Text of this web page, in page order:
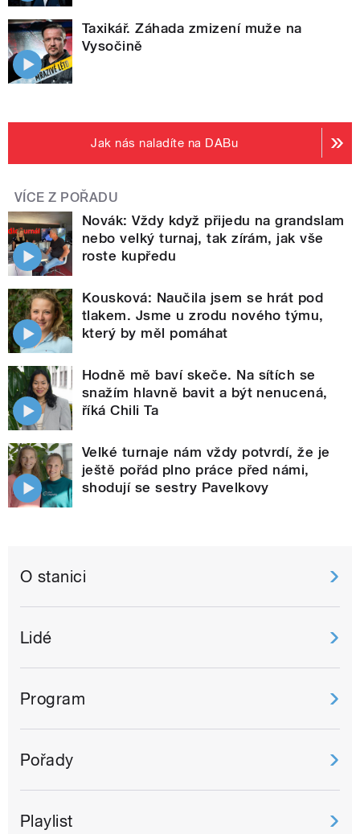
Taxikář. Záhada zmizení muže na
Vysočině
Jak nás naladíte na DABu
VÍCE Z POŘADU
Novák: Vždy když přijedu na grandslam
nebo velký turnaj, tak zírám, jak vše
roste kupředu
Kousková: Naučila jsem se hrát pod
tlakem. Jsme u zrodu nového týmu,
který by měl pomáhat
Hodně mě baví skeče. Na sítích se
snažím hlavně bavit a být nenucená,
říká Chili Ta
Velké turnaje nám vždy potvrdí, že je
ještě pořád plno práce před námi,
shodují se sestry Pavelkovy
O stanici
Lidé
Program
Pořady
Playlist